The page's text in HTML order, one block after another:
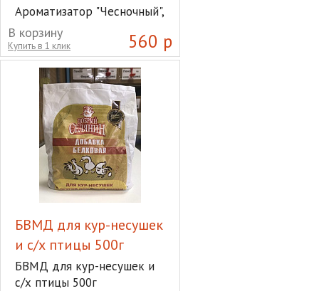
Ароматизатор "Чесночный",
300г, Ковелос
560 р
В корзину
Купить в 1 клик
БВМД для кур-несушек
и с/х птицы 500г
БВМД для кур-несушек и
с/х птицы 500г